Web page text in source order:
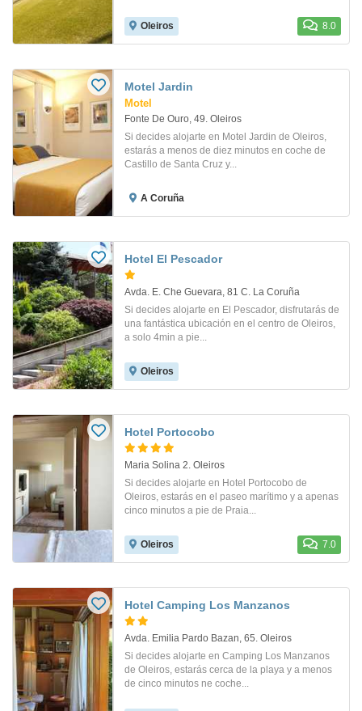
Oleiros 8.0
Motel Jardin
Motel
Fonte De Ouro, 49. Oleiros
Si decides alojarte en Motel Jardin de Oleiros,
estarás a menos de diez minutos en coche de
Castillo de Santa Cruz y...
A Coruña
Hotel El Pescador
Avda. E. Che Guevara, 81 C. La Coruña
Si decides alojarte en El Pescador, disfrutarás de
una fantástica ubicación en el centro de Oleiros,
a solo 4min a pie...
Oleiros
Hotel Portocobo
Maria Solina 2. Oleiros
Si decides alojarte en Hotel Portocobo de
Oleiros, estarás en el paseo marítimo y a apenas
cinco minutos a pie de Praia...
Oleiros 7.0
Hotel Camping Los Manzanos
Avda. Emilia Pardo Bazan, 65. Oleiros
Si decides alojarte en Camping Los Manzanos
de Oleiros, estarás cerca de la playa y a menos
de cinco minutos ne coche...